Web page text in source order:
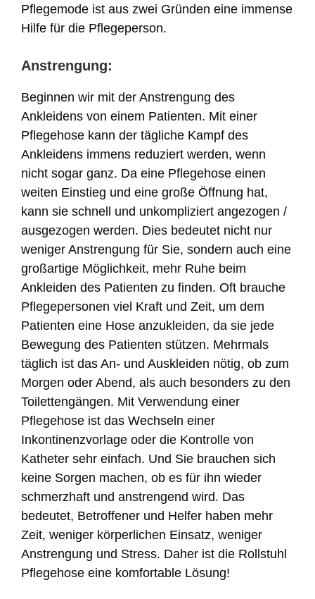
Pflegemode ist aus zwei Gründen eine immense
Hilfe für die Pflegeperson.
Anstrengung:
Beginnen wir mit der Anstrengung des
Ankleidens von einem Patienten. Mit einer
Pflegehose kann der tägliche Kampf des
Ankleidens immens reduziert werden, wenn
nicht sogar ganz. Da eine Pflegehose einen
weiten Einstieg und eine große Öffnung hat,
kann sie schnell und unkompliziert angezogen /
ausgezogen werden. Dies bedeutet nicht nur
weniger Anstrengung für Sie, sondern auch eine
großartige Möglichkeit, mehr Ruhe beim
Ankleiden des Patienten zu finden. Oft brauche
Pflegepersonen viel Kraft und Zeit, um dem
Patienten eine Hose anzukleiden, da sie jede
Bewegung des Patienten stützen. Mehrmals
täglich ist das An- und Auskleiden nötig, ob zum
Morgen oder Abend, als auch besonders zu den
Toilettengängen. Mit Verwendung einer
Pflegehose ist das Wechseln einer
Inkontinenzvorlage oder die Kontrolle von
Katheter sehr einfach. Und Sie brauchen sich
keine Sorgen machen, ob es für ihn wieder
schmerzhaft und anstrengend wird. Das
bedeutet, Betroffener und Helfer haben mehr
Zeit, weniger körperlichen Einsatz, weniger
Anstrengung und Stress. Daher ist die Rollstuhl
Pflegehose eine komfortable Lösung!